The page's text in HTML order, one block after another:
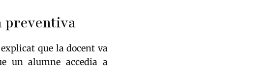
preventiva
que la docent va
un alumne accedia a